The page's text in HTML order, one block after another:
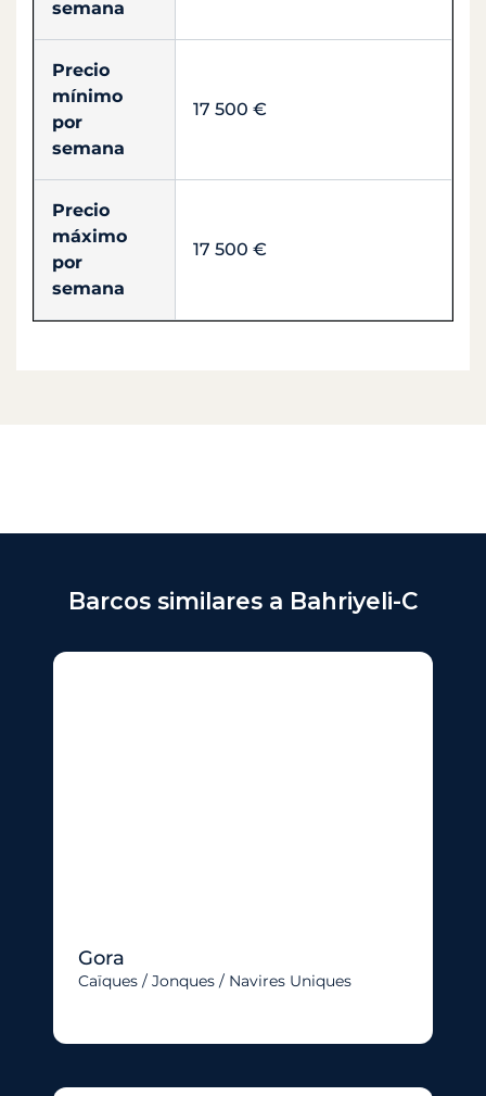
semana
Precio
mínimo
por
semana
17 500 €
Precio
máximo
por
semana
17 500 €
Barcos similares a Bahriyeli-C
Gora
Caïques / Jonques / Navires Uniques